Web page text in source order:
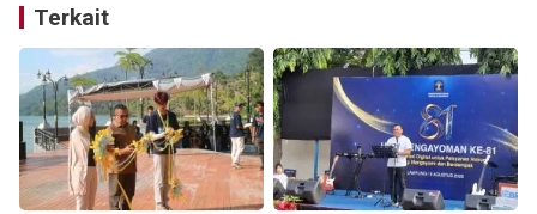
Terkait